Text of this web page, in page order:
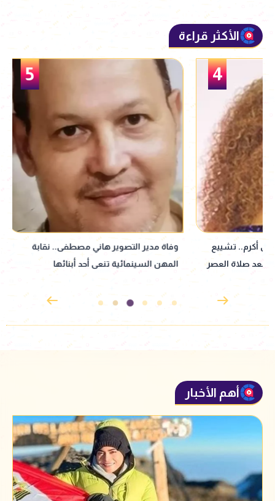
الأكثر قراءة
وفاة مدير التصوير هاني مصطفى.. نقابة
المهن السينمائية تنعى أحد أبنائها
ثريا حلمي في ذكرى
المونولوج التي
أهم الأخبار